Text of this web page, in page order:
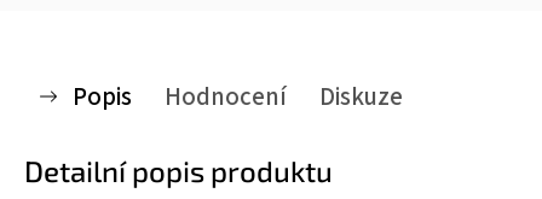
Popis Hodnocení Diskuze
Detailní popis produktu